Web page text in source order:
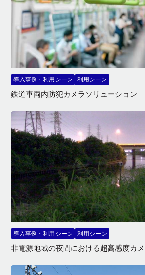
導入事例・利用シーン 利用シーン
鉄道車両内防犯カメラソリューション
導入事例・利用シーン 利用シーン
非電源地域の夜間における超高感度カ